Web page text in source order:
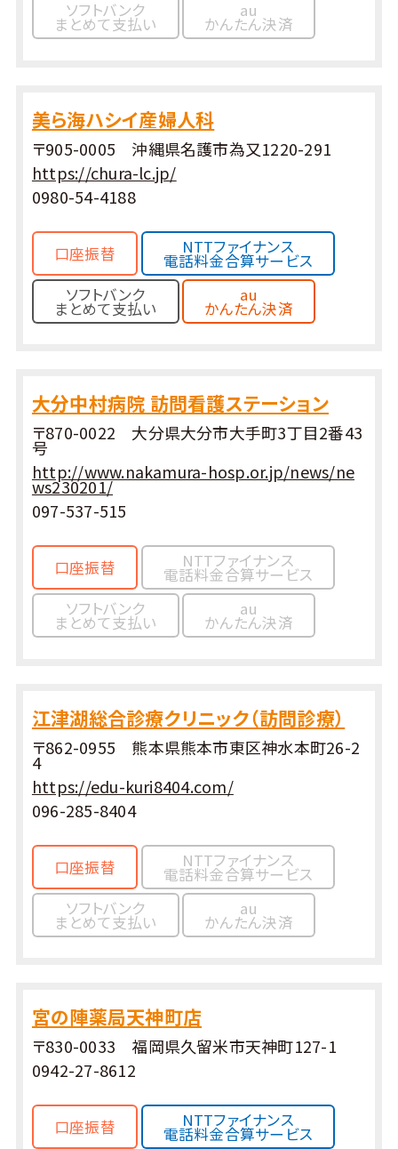
ソフトバンク
まとめて支払い
au
かんたん決済
美ら海ハシイ産婦人科
〒905-0005 沖縄県名護市為又1220-291
https://chura-lc.jp/
0980-54-4188
口座振替 NTTファイナンス
電話料金合算サービス
ソフトバンク
まとめて支払い
au
かんたん決済
大分中村病院 訪問看護ステーション
〒870-0022 大分県大分市大手町3丁目2番43
号
http://www.nakamura-hosp.or.jp/news/ne
ws230201/
097-537-515
口座振替 NTTファイナンス
電話料金合算サービス
ソフトバンク
まとめて支払い
au
かんたん決済
江津湖総合診療クリニック（訪問診療）
〒862-0955 熊本県熊本市東区神水本町26-2
4
https://edu-kuri8404.com/
096-285-8404
口座振替 NTTファイナンス
電話料金合算サービス
ソフトバンク
まとめて支払い
au
かんたん決済
宮の陣薬局天神町店
〒830-0033 福岡県久留米市天神町127-1
0942-27-8612
口座振替 NTTファイナンス
電話料金合算サービス